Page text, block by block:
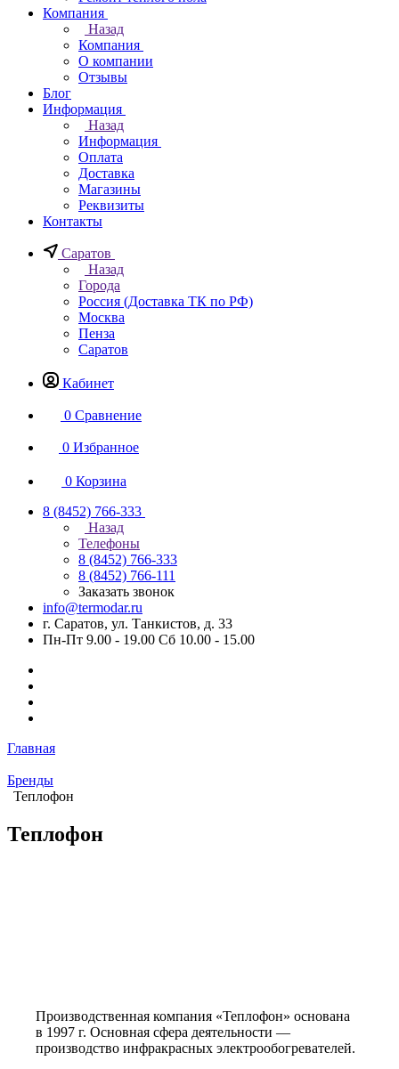
Компания
Назад
Компания
О компании
Отзывы
Блог
Информация
Назад
Информация
Оплата
Доставка
Магазины
Реквизиты
Контакты
Саратов
Назад
Города
Россия (Доставка ТК по РФ)
Москва
Пенза
Саратов
Кабинет
0 Сравнение
0 Избранное
0 Корзина
8 (8452) 766-333
Назад
Телефоны
8 (8452) 766-333
8 (8452) 766-111
Заказать звонок
info@termodar.ru
г. Саратов, ул. Танкистов, д. 33
Пн-Пт 9.00 - 19.00 Сб 10.00 - 15.00
Главная
Бренды
Теплофон
Теплофон
Производственная компания «Теплофон» основана
в 1997 г. Основная сфера деятельности —
производство инфракрасных электрообогревателей.